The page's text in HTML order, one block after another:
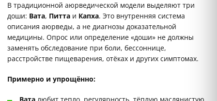
В традиционной аюрведической модели выделяют три
доши: Вата, Питта и Капха. Это внутренняя система
описания аюрведы, а не диагнозы доказательной
медицины. Опрос или определение «доши» не должны
заменять обследование при боли, бессоннице,
расстройстве пищеварения, отёках и других симптомах.
Примерно и упрощённо: